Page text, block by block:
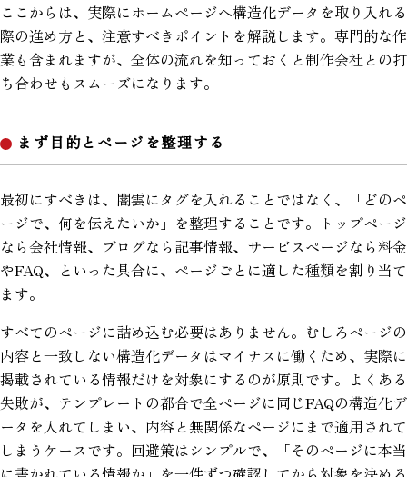
ここからは、実際にホームページへ構造化データを取り入れる
際の進め方と、注意すべきポイントを解説します。専門的な作
業も含まれますが、全体の流れを知っておくと制作会社との打
ち合わせもスムーズになります。
まず目的とページを整理する
最初にすべきは、闇雲にタグを入れることではなく、「どのペ
ージで、何を伝えたいか」を整理することです。トップページ
なら会社情報、ブログなら記事情報、サービスページなら料金
やFAQ、といった具合に、ページごとに適した種類を割り当て
ます。
すべてのページに詰め込む必要はありません。むしろページの
内容と一致しない構造化データはマイナスに働くため、実際に
掲載されている情報だけを対象にするのが原則です。よくある
失敗が、テンプレートの都合で全ページに同じFAQの構造化デ
ータを入れてしまい、内容と無関係なページにまで適用されて
しまうケースです。回避策はシンプルで、「そのページに本当